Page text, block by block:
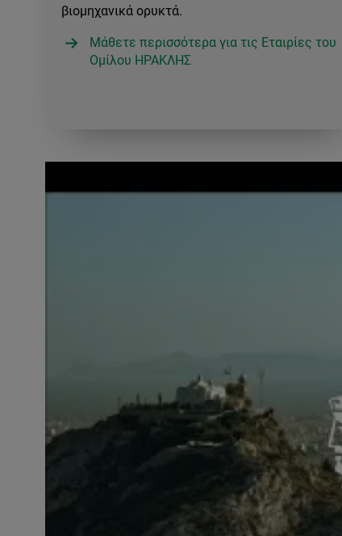
βιομηχανικά ορυκτά.
Μάθετε περισσότερα για τις Εταιρίες του
Ομίλου ΗΡΑΚΛΗΣ